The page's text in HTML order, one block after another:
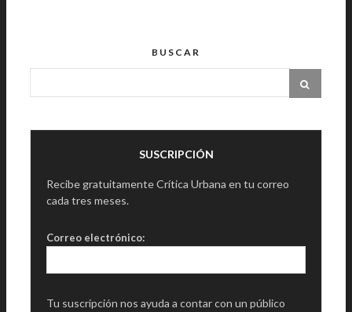
BUSCAR
SUSCRIPCIÓN
Recibe gratuitamente Crítica Urbana en tu correo
cada tres meses.
Correo electrónico:
Tu suscripción nos ayuda a contar con un público